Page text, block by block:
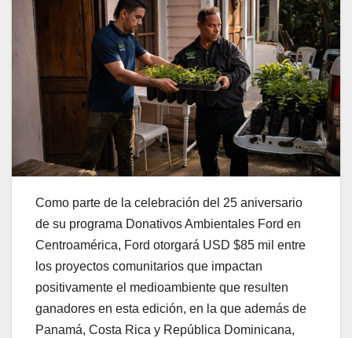
Como parte de la celebración del 25 aniversario
de su programa Donativos Ambientales Ford en
Centroamérica, Ford otorgará USD $85 mil entre
los proyectos comunitarios que impactan
positivamente el medioambiente que resulten
ganadores en esta edición, en la que además de
Panamá, Costa Rica y República Dominicana,